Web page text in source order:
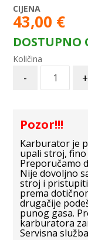
43,00 €
DOSTUPNO
- +
Pozor!!!
Karburator je
upali stroj,
Preporučamo
Nije dovoljno
stroj i
prema
drugačije
punog gasa.
karburatora
Servisna